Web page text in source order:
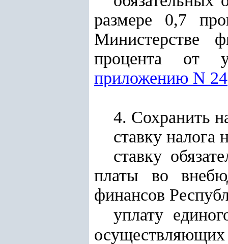
размере 0,7
Министерстве
процента от
приложению N 24
4. Сохранить
ставку налога
ставку
платы во
финансов
уплату
осуществляющих